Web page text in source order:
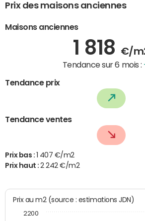
Prix des maisons anciennes
Maisons anciennes
1 818 €/
Tendance sur 6 mois :
Tendance prix
Tendance ventes
Prix bas : 1 407 €/m2
Prix haut :2 242 €/m2
Prix au m2 (source : estimations JDN)
2200